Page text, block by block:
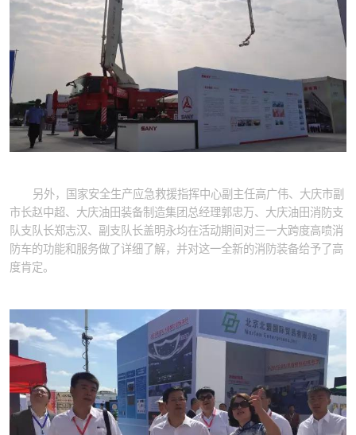
另外，国家安全生产应急救援指挥中心副主任高广伟、大庆市副
市长赵中超、大庆油田装备制造集团总经理郭忠万、大庆油田消防支
队支队长郑志汉、副支队长盖明永均在活动期间对三一大跨度高喷消
防车的功能和服务做了详细了解，并对这一全新的消防装备给予了高
度肯定。